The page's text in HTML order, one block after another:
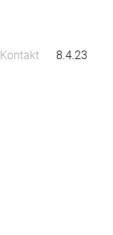
Kontakt 8.4.23